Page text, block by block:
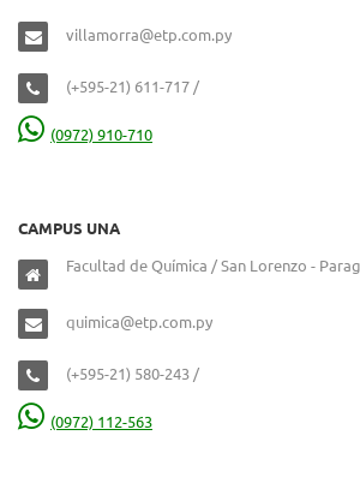
villamorra@etp.com.py
(+595-21) 611-717 /
(0972) 910-710
CAMPUS UNA
Facultad de Química / San Lorenzo -
quimica@etp.com.py
(+595-21) 580-243 /
(0972) 112-563